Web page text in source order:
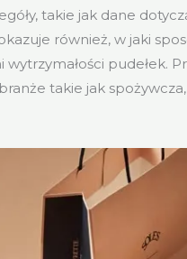
takie jak dane
również, w jaki
wytrzymałości pudełek.
takie jak